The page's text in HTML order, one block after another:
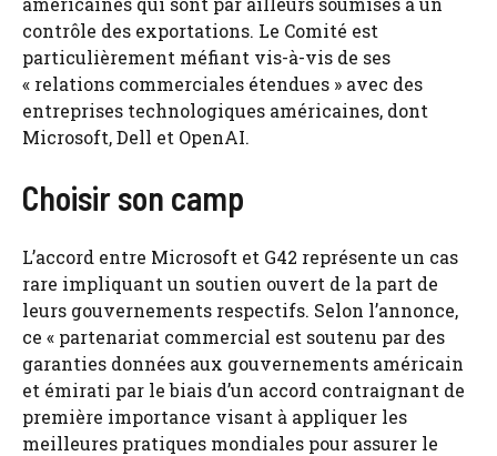
contrôle des exportations. Le Comité est
particulièrement méfiant vis-à-vis de ses
« relations commerciales étendues » avec des
entreprises technologiques américaines, dont
Microsoft, Dell et OpenAI.
Choisir son camp
L’accord entre Microsoft et G42 représente un cas
rare impliquant un soutien ouvert de la part de
leurs gouvernements respectifs. Selon l’annonce,
ce « partenariat commercial est soutenu par des
garanties données aux gouvernements américain
et émirati par le biais d’un accord contraignant de
première importance visant à appliquer les
meilleures pratiques mondiales pour assurer le